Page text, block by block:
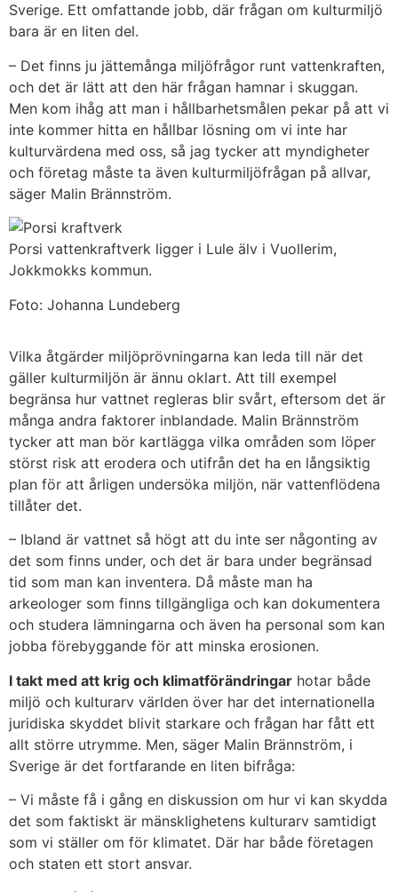
Sverige. Ett omfattande jobb, där frågan om kulturmiljö
bara är en liten del.
– Det finns ju jättemånga miljöfrågor runt vattenkraften,
och det är lätt att den här frågan hamnar i skuggan.
Men kom ihåg att man i hållbarhetsmålen pekar på att vi
inte kommer hitta en hållbar lösning om vi inte har
kulturvärdena med oss, så jag tycker att myndigheter
och företag måste ta även kulturmiljöfrågan på allvar,
säger Malin Brännström.
Porsi vattenkraftverk ligger i Lule älv i Vuollerim,
Jokkmokks kommun.
Foto: Johanna Lundeberg
Vilka åtgärder miljöprövningarna kan leda till när det
gäller kulturmiljön är ännu oklart. Att till exempel
begränsa hur vattnet regleras blir svårt, eftersom det är
många andra faktorer inblandade. Malin Brännström
tycker att man bör kartlägga vilka områden som löper
störst risk att erodera och utifrån det ha en långsiktig
plan för att årligen undersöka miljön, när vattenflödena
tillåter det.
– Ibland är vattnet så högt att du inte ser någonting av
det som finns under, och det är bara under begränsad
tid som man kan inventera. Då måste man ha
arkeologer som finns tillgängliga och kan dokumentera
och studera lämningarna och även ha personal som kan
jobba förebyggande för att minska erosionen.
I takt med att krig och klimatförändringar hotar både
miljö och kulturarv världen över har det internationella
juridiska skyddet blivit starkare och frågan har fått ett
allt större utrymme. Men, säger Malin Brännström, i
Sverige är det fortfarande en liten bifråga:
– Vi måste få i gång en diskussion om hur vi kan skydda
det som faktiskt är mänsklighetens kulturarv samtidigt
som vi ställer om för klimatet. Där har både företagen
och staten ett stort ansvar.